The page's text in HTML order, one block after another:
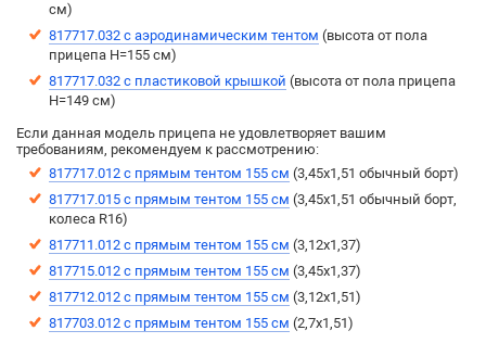
см)
817717.032 с аэродинамическим тентом (выcота от пола
прицепа H=155 см)
817717.032 с пластиковой крышкой (высота от пола прицепа
H=149 см)
Если данная модель прицепа не удовлетворяет вашим
требованиям, рекомендуем к рассмотрению:
817717.012 с прямым тентом 155 см (3,45х1,51 обычный борт)
817717.015 с прямым тентом 155 см (3,45х1,51 обычный борт,
колеса R16)
817711.012 с прямым тентом 155 см (3,12х1,37)
817715.012 с прямым тентом 155 см (3,45х1,37)
817712.012 с прямым тентом 155 см (3,12х1,51)
817703.012 с прямым тентом 155 см (2,7х1,51)